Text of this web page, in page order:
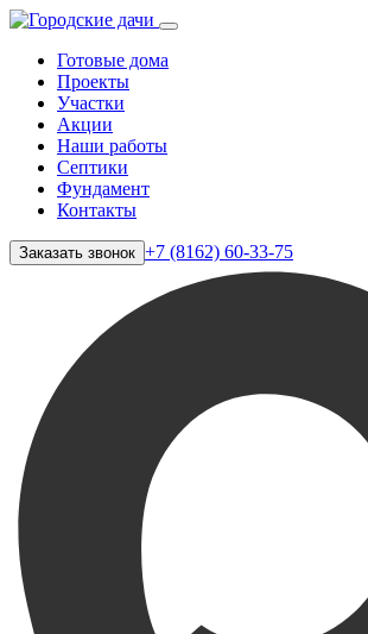
Готовые дома
Проекты
Участки
Акции
Наши работы
Септики
Фундамент
Контакты
Заказать звонок +7 (8162) 60-33-75